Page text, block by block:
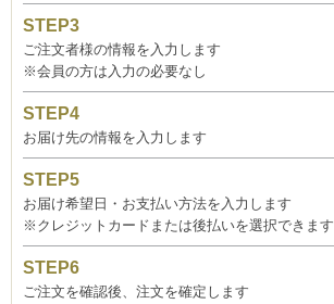
ご注文者様の情報を入力します
※会員の方は入力の必要なし
お届け先の情報を入力します
お届け希望日・お支払い方法を入力します
※クレジットカードまたは後払いを選択できます
ご注文を確認後、注文を確定します